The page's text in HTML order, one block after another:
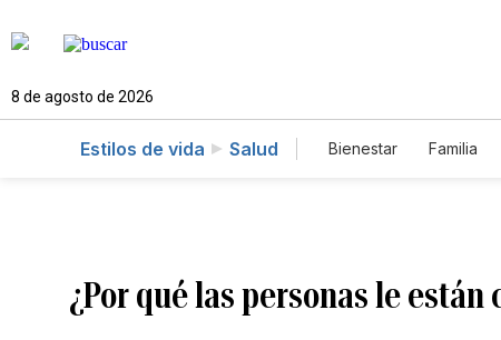
8 de agosto de 2026
Estilos de vida Salud Bienestar Familia
¿Por qué las personas le están